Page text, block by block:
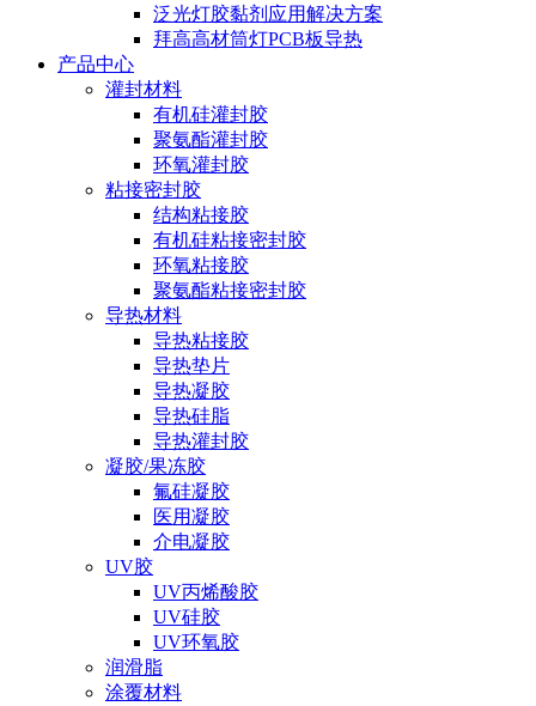
泛光灯胶黏剂应用解决方案
拜高高材筒灯PCB板导热
产品中心
灌封材料
有机硅灌封胶
聚氨酯灌封胶
环氧灌封胶
粘接密封胶
结构粘接胶
有机硅粘接密封胶
环氧粘接胶
聚氨酯粘接密封胶
导热材料
导热粘接胶
导热垫片
导热凝胶
导热硅脂
导热灌封胶
凝胶/果冻胶
氟硅凝胶
医用凝胶
介电凝胶
UV胶
UV丙烯酸胶
UV硅胶
UV环氧胶
润滑脂
涂覆材料